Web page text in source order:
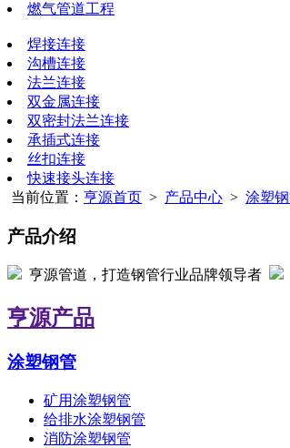
燃气管道工程
焊接连接
沟槽连接
法兰连接
双金属连接
双密封法兰连接
承插式连接
丝扣连接
快速接头连接
当前位置： 亨源首页 > 产品中心 > 涂塑
产品介绍
亨源管道，打造钢管行业品牌领导者
亨源产品
涂塑钢管
矿用涂塑钢管
给排水涂塑钢管
消防涂塑钢管